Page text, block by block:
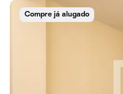
Compre já alugado